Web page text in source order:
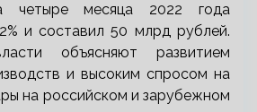
четыре месяца 2022 года
и составил 50 млрд рублей.
объясняют развитием
и высоким спросом на
на российском и зарубежном